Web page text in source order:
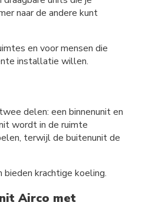
naar de andere kunt
en voor mensen die
installatie willen.
delen: een binnenunit en
wordt in de ruimte
terwijl de buitenunit de
krachtige koeling.
Airco met